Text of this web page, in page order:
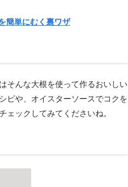
簡単にむく裏ワザ
そんな大根を使って作るおいしい
ピや、オイスターソースでコクを
ックしてみてくださいね。